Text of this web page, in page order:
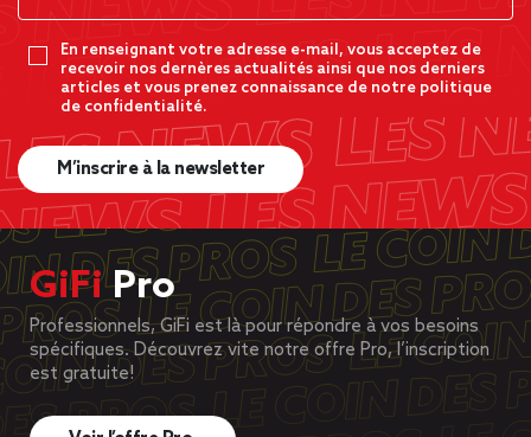
En renseignant votre adresse e-mail, vous acceptez de
recevoir nos dernères actualités ainsi que nos derniers
articles et vous prenez connaissance de notre politique
de confidentialité.
M’inscrire à la newsletter
GiFiPro
Professionnels, GiFi est là pour répondre à vos besoins
spécifiques. Découvrez vite notre offre Pro, l’inscription
est gratuite!